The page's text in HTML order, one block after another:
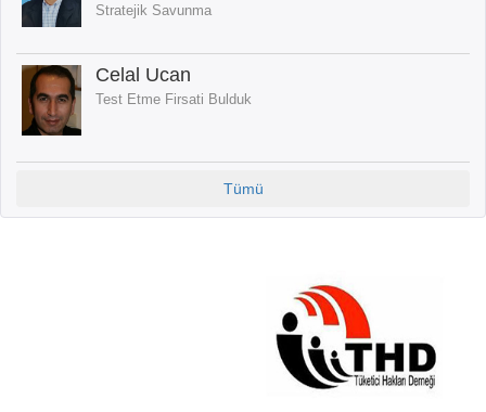
Stratejik Savunma
Celal Ucan
Test Etme Firsati Bulduk
Tümü